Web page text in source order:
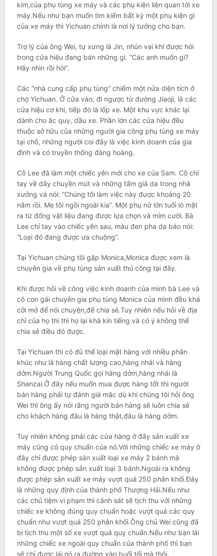
kim,của phụ tùng xe máy và các phụ kiện liên quan tới xe
máy.Nếu như bạn muốn tìm kiếm bất kỳ một phụ kiện gì
của xe máy thì Yichuan chính là nơi lý tưởng cho bạn.
Trợ lý của ông Wei, tự xưng là Jin, nhún vai khi được hỏi
trong cửa hiệu đang bán những gì. “Các anh muốn gì?
Hãy nhìn rồi hỏi”.
Các “nhà cung cấp phụ tùng” chiếm một nửa diện tích ở
chợ Yichuan. Ở cửa vào, đi ngược từ đường Jiaoji, là các
cửa hiệu cơ khí, tiếp đó là lốp xe. Một khu vực khác lại
dành cho ắc quy, dầu xe. Phần lớn các cửa hiệu đều
thuộc sở hữu của những người gia công phụ tùng xe máy
tại chỗ, những người coi đây là việc kinh doanh của gia
đình và có truyền thống đàng hoàng.
Cô Lee đã làm một chiếc yên mới cho xe của Sam. Cô chỉ
tay về dây chuyền mút và những tấm giả da trong nhà
xưởng và nói: “Chúng tôi làm việc này được khoảng 20
năm rồi. Mẹ tôi ngồi ngoài kia”. Một phụ nữ lớn tuổi ló mặt
ra từ đống vật liệu đang được lựa chọn và mỉm cười. Bà
Lee chỉ tay vào chiếc yên sau, màu đen pha da báo nói:
“Loại đó đang được ưa chuộng”.
Tại Yichuan chúng tôi gặp Monica,Monica được xem là
chuyên gia về phụ tùng sản xuất thủ công tại đây.
Khi được hỏi về công việc kinh doanh của mình bà Lee và
cô con gái chuyên gia phụ tùng Monica của mình đều khá
cởi mở để nói chuyện,để chia sẻ.Tuy nhiên nếu hỏi về địa
chỉ của họ thì thì họ lại khá kín tiếng và có ý không thể
chia sẻ điều đó được.
Tại Yichuan thì có đủ thể loại mặt hàng với nhiều phân
khúc như là hàng chất lượng cao,hàng nhái và hàng
dởm.Người Trung Quốc gọi hàng dởm,hàng nhái là
Shanzai.Ở đây nếu muốn mua được hàng tốt thì người
bán hàng phải tự đánh giá mặc dù khi chúng tôi hỏi ông
Wei thì ông ấy nói rằng người bán hàng sẽ luôn chia sẻ
cho khách hàng đâu là hàng thật,đâu là hàng dởm.
Tuy nhiên không phải các cửa hàng ở đây sản xuất xe
máy cũng có quy chuẩn của nó.Với những chiếc xe máy ở
đây chỉ được phép sản xuất loại xe máy 2 bánh mà
không được phép sản xuất loại 3 bánh.Ngoài ra không
được phép sản xuất xe máy vượt quá 250 phân khối.Đây
là những quy định của thành phố Thượng Hải.Nếu như
các chủ tiệm vi phạm thì cảnh sát sẽ tịch thu với những
chiếc xe không đúng quy chuẩn hoặc vượt quá các quy
chuẩn như vượt quá 250 phân khối.Ông chủ Wei cũng đã
bị tịch thu một số xe vượt quá quy chuẩn.Nếu như bạn lái
những chiếc xe ngoài quy chuẩn của thành phố thì bạn
sẽ chỉ được lái nó ra đường vào buổi tối mà thôi.